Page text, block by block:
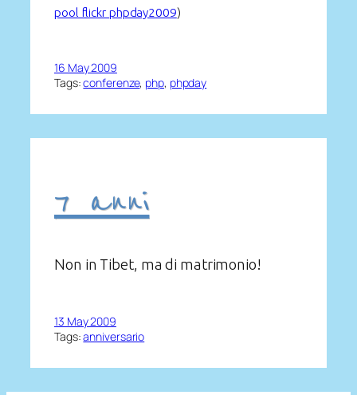
pool flickr phpday2009)
16 May 2009
Tags:conferenze, php, phpday
7 anni
Non in Tibet, ma di matrimonio!
13 May 2009
Tags:anniversario